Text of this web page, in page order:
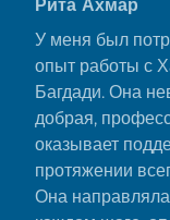
Рита Ахмар
У меня был
опыт работы с
Багдади. Она
добрая,
оказывает
протяжении
Она